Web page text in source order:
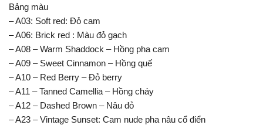
Bảng màu
– A03: Soft red: Đỏ cam
– A06: Brick red : Màu đỏ gạch
– A08 – Warm Shaddock – Hồng pha cam
– A09 – Sweet Cinnamon – Hồng quế
– A10 – Red Berry – Đỏ berry
– A11 – Tanned Camellia – Hồng cháy
– A12 – Dashed Brown – Nâu đỏ
– A23 – Vintage Sunset: Cam nude pha nâu cổ điển